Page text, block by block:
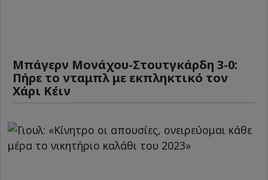
Μπάγερν Μονάχου-Στουτγκάρδη 3-0:
Πήρε το νταμπλ με εκπληκτικό τον
Χάρι Κέιν